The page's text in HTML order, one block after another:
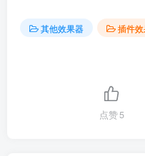
其他效果器 插件
点赞5